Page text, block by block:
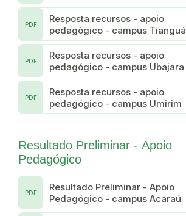
Resposta recursos - apoio
pedagógico - campus Tianguá
PDF
Resposta recursos - apoio
pedagógico - campus Ubajara
PDF
Resposta recursos - apoio
pedagógico - campus Umirim
PDF
Resultado Preliminar - Apoio
Pedagógico
Resultado Preliminar - Apoio
Pedagógico - campus Acaraú
PDF